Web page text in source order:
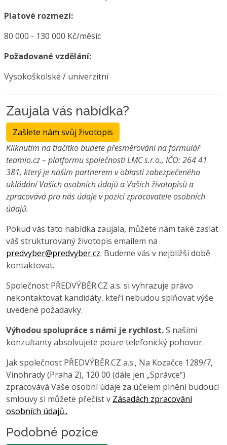
Platové rozmezí:
80 000 - 130 000 Kč/měsíc
Požadované vzdělání:
Vysokoškolské / univerzitní
Zaujala vás nabídka?
Zašlete nám svůj životopis
Kliknutím na tlačítko budete přesměrováni na formulář
teamio.cz – platformu společnosti LMC s.r.o., IČO: 264 41
381, který je našim partnerem v oblasti zabezpečeného
ukládání Vašich osobních údajů a Vašich životopisů a
zpracovává pro nás údaje v pozici zpracovatele osobních
údajů.
Pokud vás tato nabídka zaujala, můžete nám také zaslat
váš strukturovaný životopis emailem na
predvyber@predvyber.cz. Budeme vás v nejbližší době
kontaktovat.
Společnost PŘEDVÝBĚR.CZ a.s. si vyhrazuje právo
nekontaktovat kandidáty, kteří nebudou splňovat výše
uvedené požadavky.
Výhodou spolupráce s námi je rychlost.S našimi
konzultanty absolvujete pouze telefonický pohovor.
Jak společnost PŘEDVÝBĚR.CZ a.s., Na Kozačce 1289/7,
Vinohrady (Praha 2), 120 00 (dále jen „Správce“)
zpracovává Vaše osobní údaje za účelem plnění budoucí
smlouvy si můžete přečíst v Zásadách zpracování
osobních údajů..
Podobné pozice